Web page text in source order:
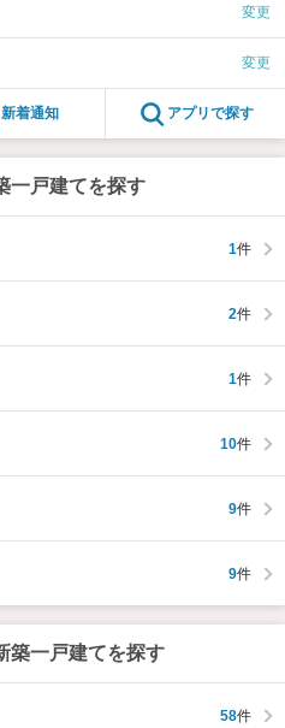
変更
変更
新着通知 アプリで探す
一戸建てを探す
1件
2件
1件
10件
9件
9件
築一戸建てを探す
58件